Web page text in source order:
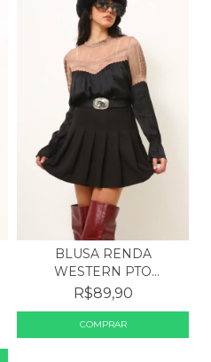
BLUSA RENDA
WESTERN PTO
MARROM TUART
R$89,90